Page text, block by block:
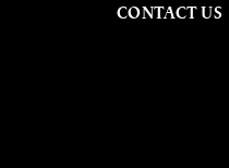
CONTACT US